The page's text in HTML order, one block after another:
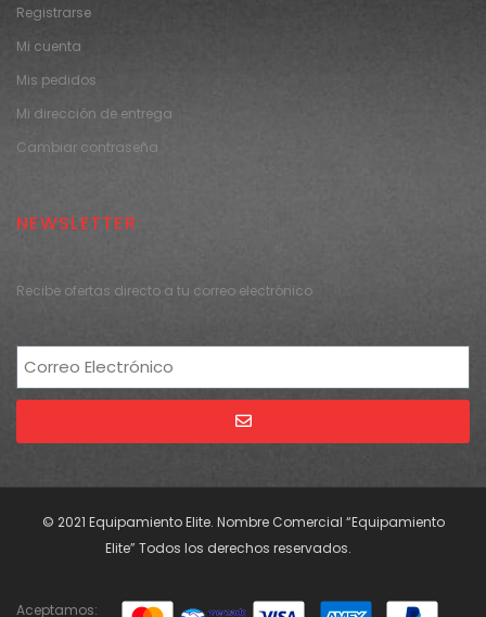
Registrarse
Mi cuenta
Mis pedidos
Mi dirección de entrega
Cambiar contraseña
NEWSLETTER
Recibe ofertas directo a tu correo electrónico
© 2021 Equipamiento Elite. Nombre Comercial “Equipamiento
Elite” Todos los derechos reservados.
Aceptamos: